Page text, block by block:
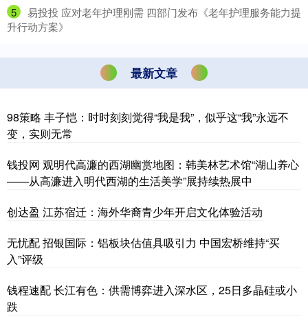
5
​易投投 应对老年护理刚需 四部门发布《老年护理服务能力提
升行动方案》
最新文章
98策略 丰子恺：时时刻刻觉得“我是我”，似乎这“我”永远不
变，实则无常
钱投网 观明代高濂的西湖幽赏地图：韩美林艺术馆“湖山养心
——从高濂进入明代西湖的生活美学”展持续热展中
创达盈 江苏宿迁：海外华裔青少年开启文化体验活动
无忧配 招银国际：铝板块估值具吸引力 中国宏桥维持“买
入”评级
钱程速配 长江有色：供需博弈进入深水区，25日多晶硅或小
跌